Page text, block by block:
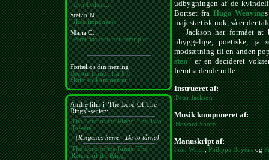
Den bedste...
Stefan N.:
Ikke imponeret
Maria C.:
Peter Jackson har remt plet
Fortæl os din mening
Bedøm filmen fra 1-8
Skriv en kommentar
Andre film i "The Lord Of The
Rings"-serien:
The Lord of the Rings: The Two
Towers
(Ringenes herre - De to tårne)
The Lord of the Rings: The
Return of the King
udbygningen af de
Bortset fraHugo Weaving
majestætisk nok, så er der
Jackson har formået at
uhyggelige, poetiske, ja
modsætning til en anden
sten"er en decideret
fremtrædende rolle.
Instrueret af:
Peter Jackson
Musik komponeret af:
Howard Shore
Manuskript af:
Fran Walsh,Philippa Boyensog